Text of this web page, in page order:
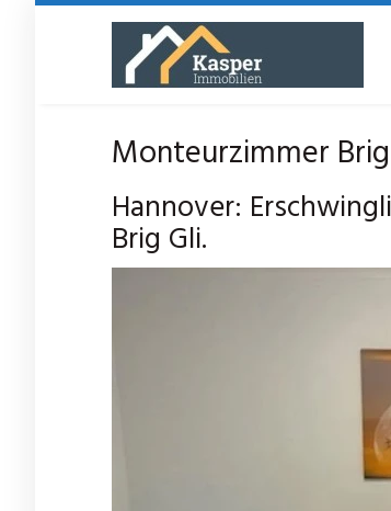
Monteurzimmer
Hannover:
Brig Gli.